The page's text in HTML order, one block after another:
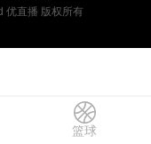
优直播 版权所有
篮球